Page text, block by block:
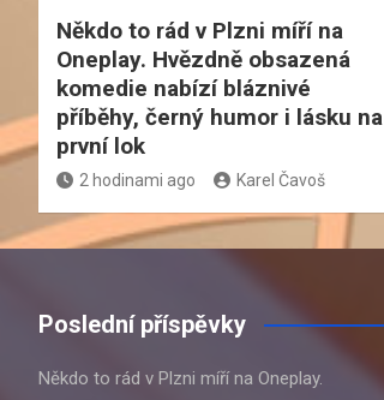
Někdo to rád v Plzni míří na
Oneplay. Hvězdně obsazená
komedie nabízí bláznivé
příběhy, černý humor i lásku na
první lok
2 hodinami ago Karel Čavoš
Poslední příspěvky
Někdo to rád v Plzni míří na Oneplay.